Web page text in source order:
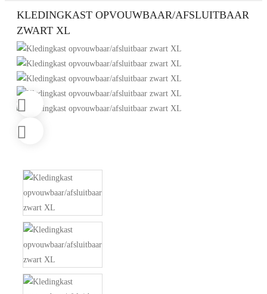
KLEDINGKAST OPVOUWBAAR/AFSLUITBAAR
ZWART XL